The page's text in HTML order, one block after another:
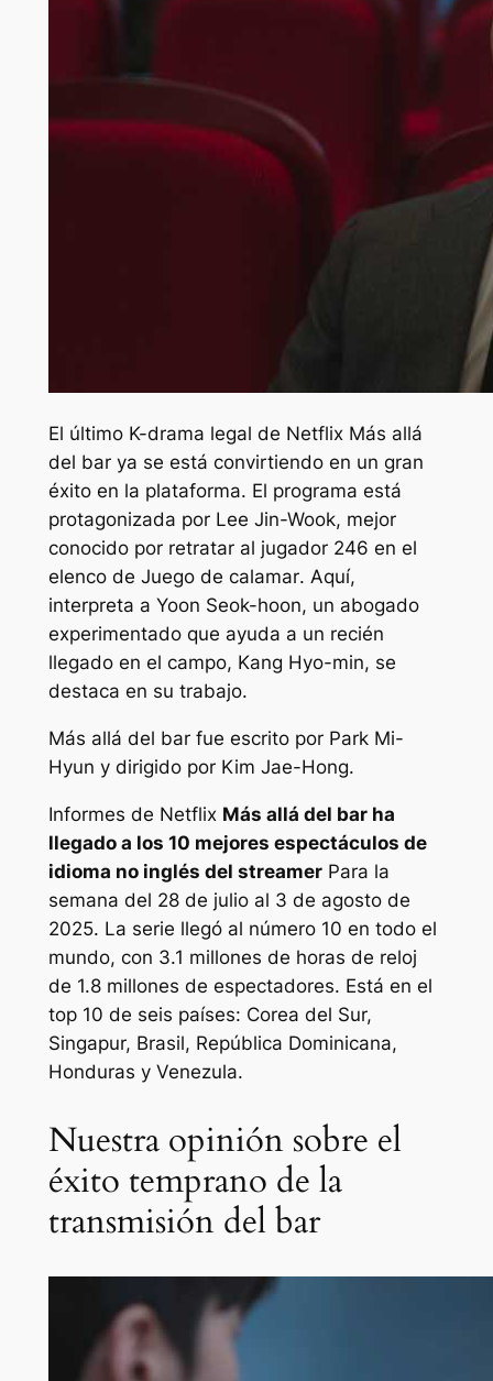
El último K-drama legal de Netflix Más allá
del bar ya se está convirtiendo en un gran
éxito en la plataforma. El programa está
protagonizada por Lee Jin-Wook, mejor
conocido por retratar al jugador 246 en el
elenco de Juego de calamar. Aquí,
interpreta a Yoon Seok-hoon, un abogado
experimentado que ayuda a un recién
llegado en el campo, Kang Hyo-min, se
destaca en su trabajo.
Más allá del bar fue escrito por Park Mi-
Hyun y dirigido por Kim Jae-Hong.
Informes de Netflix Más allá del bar ha
llegado a los 10 mejores espectáculos de
idioma no inglés del streamerPara la
semana del 28 de julio al 3 de agosto de
2025. La serie llegó al número 10 en todo el
mundo, con 3.1 millones de horas de reloj
de 1.8 millones de espectadores. Está en el
top 10 de seis países: Corea del Sur,
Singapur, Brasil, República Dominicana,
Honduras y Venezula.
Nuestra opinión sobre el
éxito temprano de la
transmisión del bar